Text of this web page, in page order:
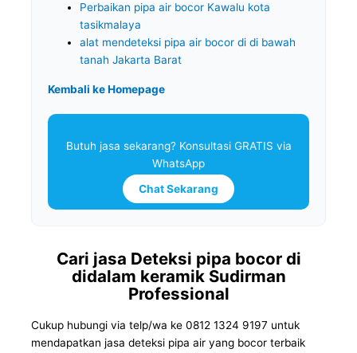
Perbaikan pipa air bocor Kawalu kota
tasikmalaya
alat mendeteksi pipa air bocor di di bawah
tanah Jakarta Barat
Kembali ke Homepage
Butuh jasa sekarang? Konsultasi GRATIS via
WhatsApp
Chat Sekarang
Cari jasa Deteksi pipa bocor di
didalam keramik Sudirman
Professional
Cukup hubungi via telp/wa ke 0812 1324 9197 untuk
mendapatkan jasa deteksi pipa air yang bocor terbaik